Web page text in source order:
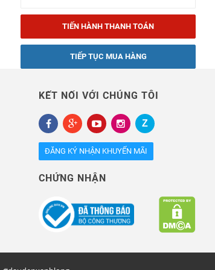
TIẾN HÀNH THANH TOÁN
TIẾP TỤC MUA HÀNG
KẾT NỐI VỚI CHÚNG TÔI
ĐĂNG KÝ NHẬN KHUYẾN MÃI
CHỨNG NHẬN